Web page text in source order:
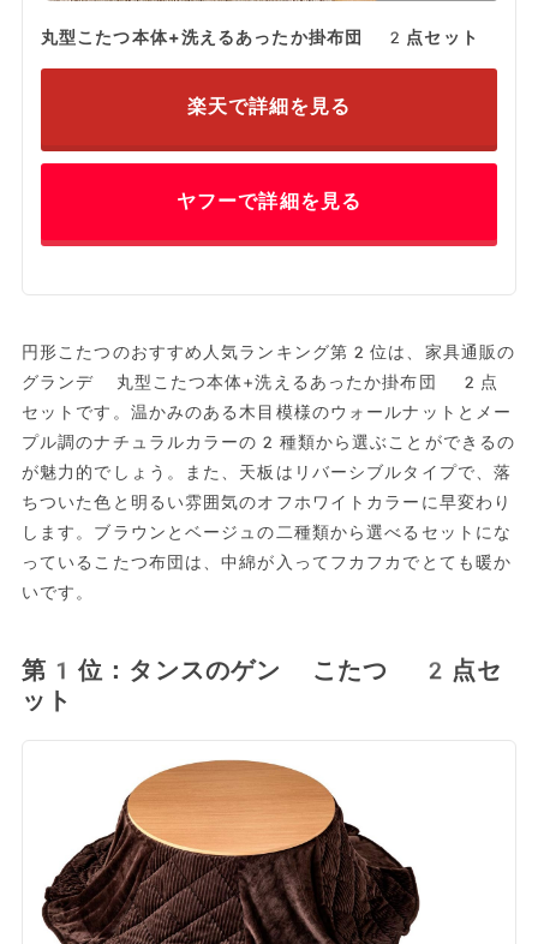
丸型こたつ本体+洗えるあったか掛布団 2点セット
楽天で詳細を見る
ヤフーで詳細を見る
円形こたつのおすすめ人気ランキング第2位は、家具通販の
グランデ 丸型こたつ本体+洗えるあったか掛布団 2点
セットです。温かみのある木目模様のウォールナットとメー
プル調のナチュラルカラーの2種類から選ぶことができるの
が魅力的でしょう。また、天板はリバーシブルタイプで、落
ちついた色と明るい雰囲気のオフホワイトカラーに早変わり
します。ブラウンとベージュの二種類から選べるセットにな
っているこたつ布団は、中綿が入ってフカフカでとても暖か
いです。
第1位：タンスのゲン こたつ 2点セ
ット